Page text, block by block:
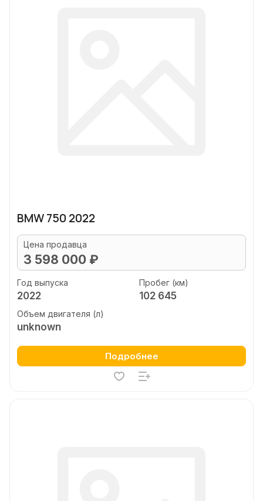
BMW 750 2022
Цена продавца
3 598 000 ₽
Год выпуска
2022
Пробег (км)
102 645
Объем двигателя (л)
unknown
Подробнее